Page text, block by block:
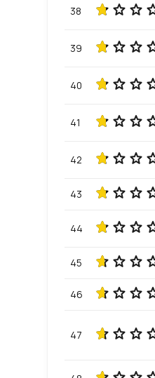
38
39
40
41
42
43
44
45
46
47